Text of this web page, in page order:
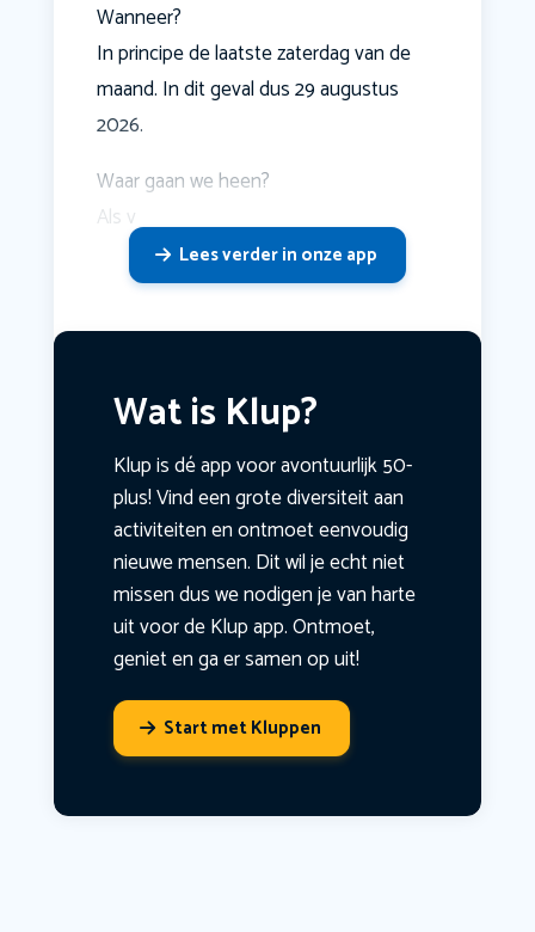
Wanneer?
In principe de laatste zaterdag van de
maand. In dit geval dus 29 augustus
2026.
Waar gaan we heen?
Als v
Lees verder in onze app
Wat is Klup?
Klup is dé app voor avontuurlijk 50-
plus! Vind een grote diversiteit aan
activiteiten en ontmoet eenvoudig
nieuwe mensen. Dit wil je echt niet
missen dus we nodigen je van harte
uit voor de Klup app. Ontmoet,
geniet en ga er samen op uit!
Start met Kluppen